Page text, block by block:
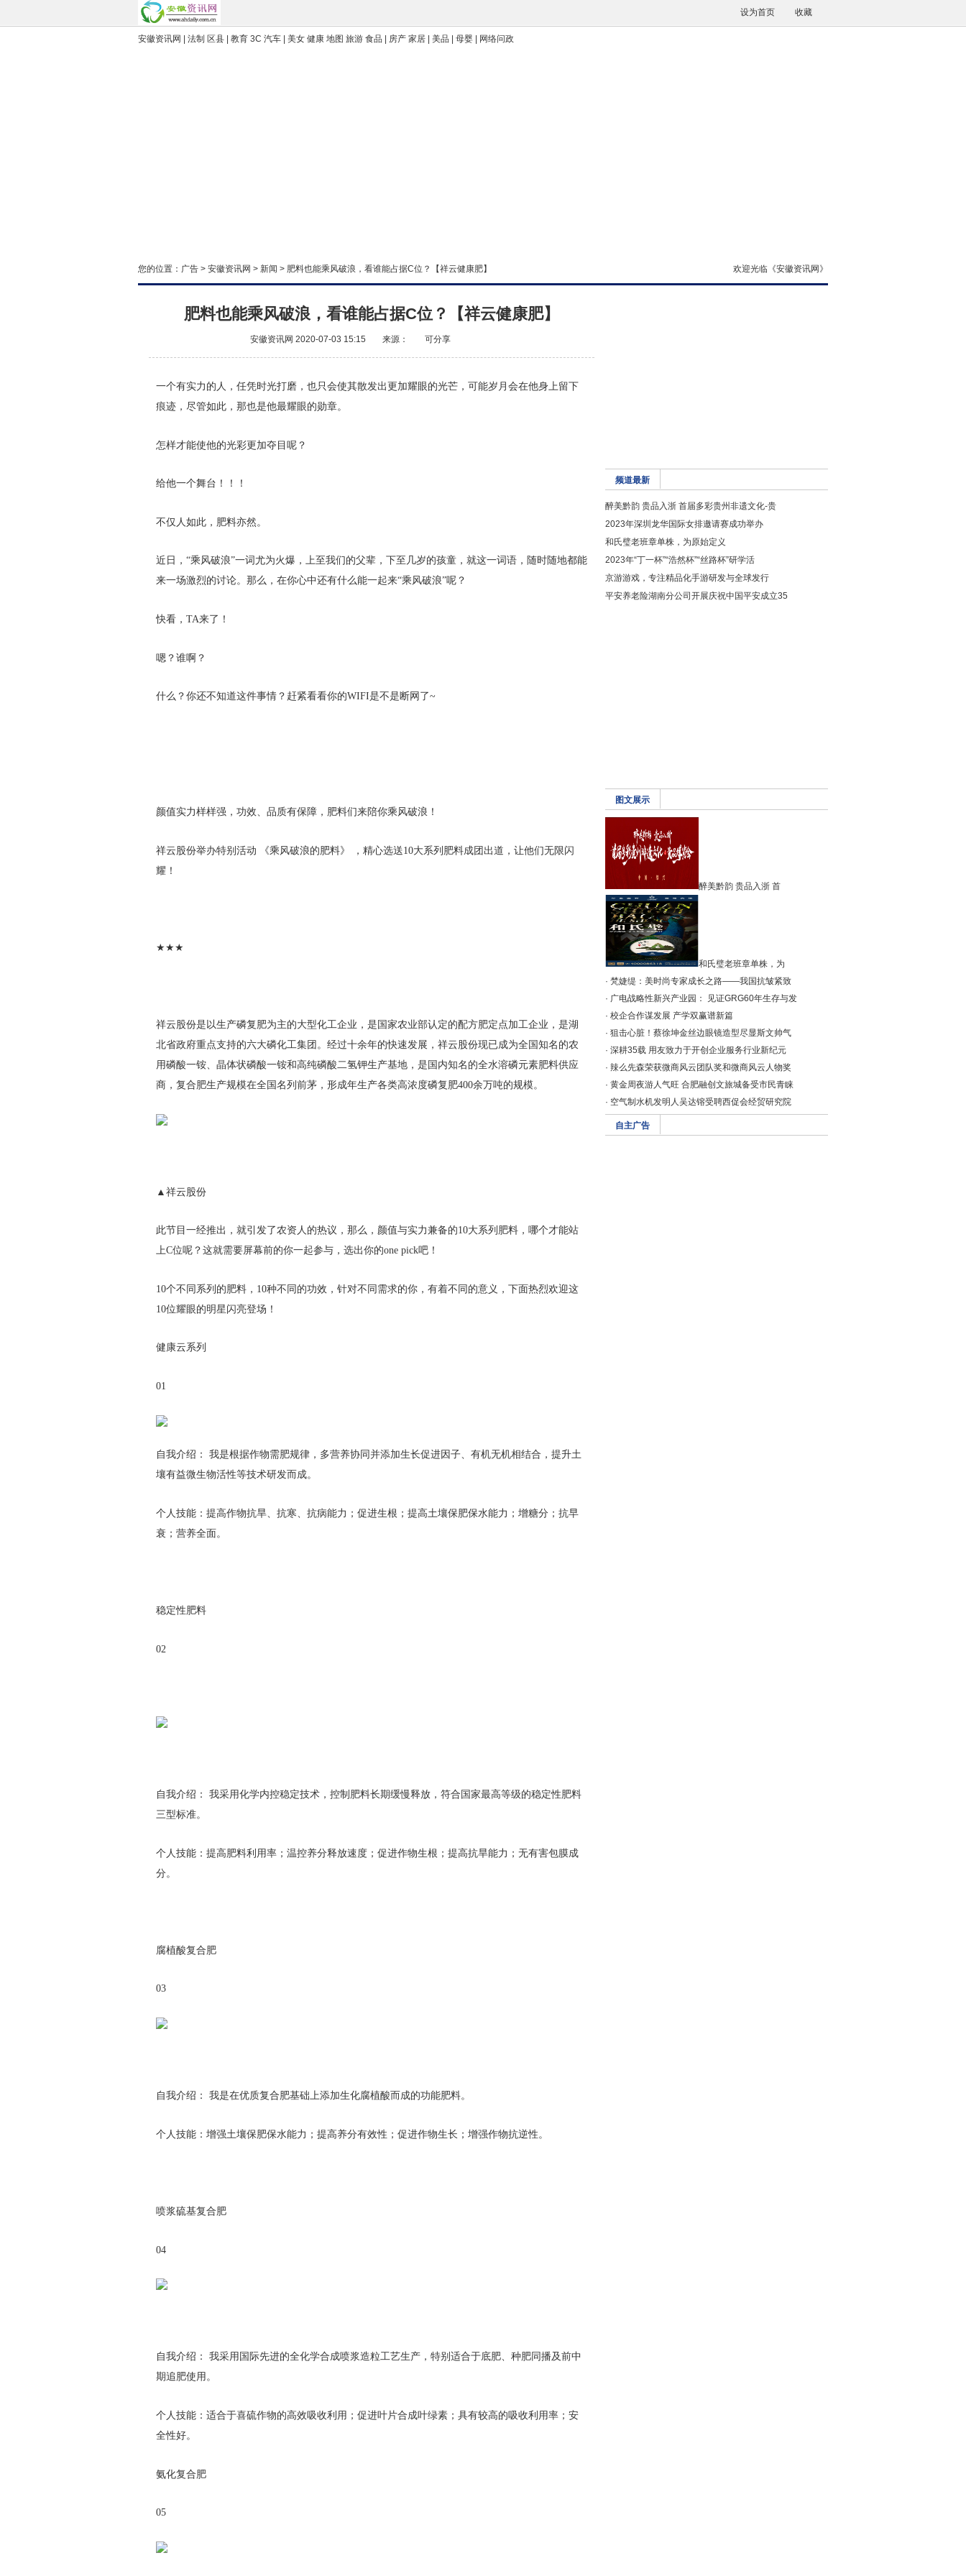
设为首页 收藏
安徽资讯网 | 法制 区县 | 教育 3C 汽车 | 美女 健康 地图 旅游 食品 | 房产 家居 | 美品 | 母婴 | 网络问政
您的位置： 广告 > 安徽资讯网 > 新闻 > 肥料也能乘风破浪，看谁能占据C位？【祥云健康肥】 欢迎光临《安徽资讯网》
肥料也能乘风破浪，看谁能占据C位？【祥云健康肥】
安徽资讯网 2020-07-03 15:15 来源： 可分享
一个有实力的人，任凭时光打磨，也只会使其散发出更加耀眼的光芒，可能岁月会在他身上留下
痕迹，尽管如此，那也是他最耀眼的勋章。
怎样才能使他的光彩更加夺目呢？
给他一个舞台！！！
不仅人如此，肥料亦然。
近日，“乘风破浪”一词尤为火爆，上至我们的父辈，下至几岁的孩童，就这一词语，随时随地都能
来一场激烈的讨论。那么，在你心中还有什么能一起来“乘风破浪”呢？
快看，TA来了！
嗯？谁啊？
什么？你还不知道这件事情？赶紧看看你的WIFI是不是断网了~
颜值实力样样强，功效、品质有保障，肥料们来陪你乘风破浪！
祥云股份举办特别活动 《乘风破浪的肥料》 ，精心选送10大系列肥料成团出道，让他们无限闪
耀！
★★★
祥云股份是以生产磷复肥为主的大型化工企业，是国家农业部认定的配方肥定点加工企业，是湖
北省政府重点支持的六大磷化工集团。经过十余年的快速发展，祥云股份现已成为全国知名的农
用磷酸一铵、晶体状磷酸一铵和高纯磷酸二氢钾生产基地，是国内知名的全水溶磷元素肥料供应
商，复合肥生产规模在全国名列前茅，形成年生产各类高浓度磷复肥400余万吨的规模。
▲祥云股份
此节目一经推出，就引发了农资人的热议，那么，颜值与实力兼备的10大系列肥料，哪个才能站
上C位呢？这就需要屏幕前的你一起参与，选出你的one pick吧！
10个不同系列的肥料，10种不同的功效，针对不同需求的你，有着不同的意义，下面热烈欢迎这
10位耀眼的明星闪亮登场！
健康云系列
01
自我介绍： 我是根据作物需肥规律，多营养协同并添加生长促进因子、有机无机相结合，提升土
壤有益微生物活性等技术研发而成。
个人技能：提高作物抗旱、抗寒、抗病能力；促进生根；提高土壤保肥保水能力；增糖分；抗早
衰；营养全面。
稳定性肥料
02
自我介绍： 我采用化学内控稳定技术，控制肥料长期缓慢释放，符合国家最高等级的稳定性肥料
三型标准。
个人技能：提高肥料利用率；温控养分释放速度；促进作物生根；提高抗旱能力；无有害包膜成
分。
腐植酸复合肥
03
自我介绍： 我是在优质复合肥基础上添加生化腐植酸而成的功能肥料。
个人技能：增强土壤保肥保水能力；提高养分有效性；促进作物生长；增强作物抗逆性。
喷浆硫基复合肥
04
自我介绍： 我采用国际先进的全化学合成喷浆造粒工艺生产，特别适合于底肥、种肥同播及前中
期追肥使用。
个人技能：适合于喜硫作物的高效吸收利用；促进叶片合成叶绿素；具有较高的吸收利用率；安
全性好。
氨化复合肥
05
频道最新
醉美黔韵 贵品入浙 首届多彩贵州非遗文化-贵
2023年深圳龙华国际女排邀请赛成功举办
和氏璧老班章单株，为原始定义
2023年“丁一杯”“浩然杯”“丝路杯”研学活
京游游戏，专注精品化手游研发与全球发行
平安养老险湖南分公司开展庆祝中国平安成立35
图文展示
醉美黔韵 贵品入浙 首
和氏璧老班章单株，为
· 梵婕缇：美时尚专家成长之路——我国抗皱紧致
· 广电战略性新兴产业园： 见证GRG60年生存与发
· 校企合作谋发展 产学双赢谱新篇
· 狙击心脏！蔡徐坤金丝边眼镜造型尽显斯文帅气
· 深耕35载 用友致力于开创企业服务行业新纪元
· 辣么先森荣获微商风云团队奖和微商风云人物奖
· 黄金周夜游人气旺 合肥融创文旅城备受市民青睐
· 空气制水机发明人吴达镕受聘西促会经贸研究院
自主广告